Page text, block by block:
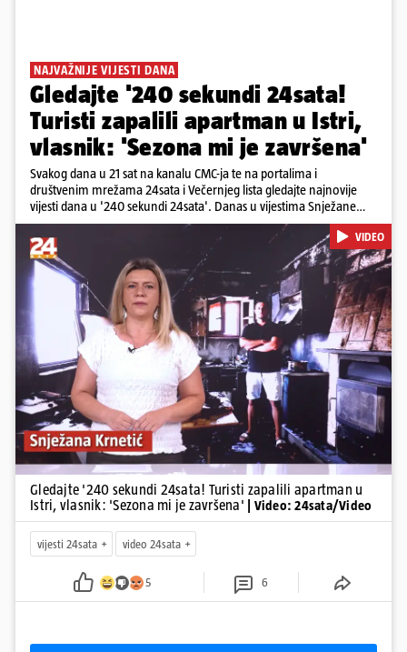
NAJVAŽNIJE VIJESTI DANA
Gledajte '240 sekundi 24sata!
Turisti zapalili apartman u Istri,
vlasnik: 'Sezona mi je završena'
Svakog dana u 21 sat na kanalu CMC-ja te na portalima i
društvenim mrežama 24sata i Večernjeg lista gledajte najnovije
vijesti dana u '240 sekundi 24sata'. Danas u vijestima Snježane
Krnetić: Turisti uništili apartman u Istri, 125 milijuna eura mogla bi
stajati sanacija otpada u Gospiću, u Osijeku pretukli nogometnog
suca, od utorka nove cijene goriva, rastu mirovine za 200 tisuća
branitelja...
Pokretanje videa...
VIDEO
Gledajte '240 sekundi 24sata! Turisti zapalili apartman u
Istri, vlasnik: 'Sezona mi je završena'
| Video: 24sata/Video
vijesti 24sata video 24sata
5 6